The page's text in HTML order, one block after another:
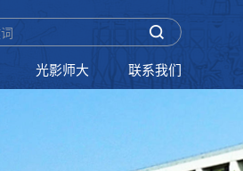
光影师大 联系我们